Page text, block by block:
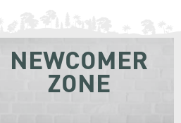
NEWCOMER
ZONE